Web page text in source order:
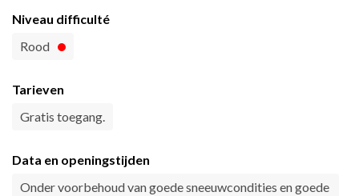
Niveau difficulté
Rood
Tarieven
Gratis toegang.
Data en openingstijden
Onder voorbehoud van goede sneeuwcondities en goede